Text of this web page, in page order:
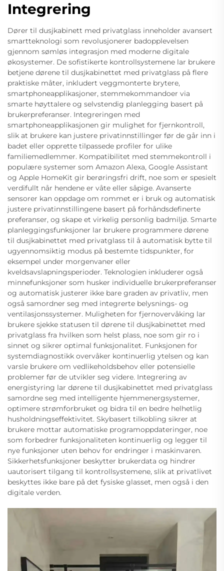
Integrering
Dører til dusjkabinett med privatglass inneholder avansert
smartteknologi som revolusjonerer badopplevelsen
gjennom sømløs integrasjon med moderne digitale
økosystemer. De sofistikerte kontrollsystemene lar brukere
betjene dørene til dusjkabinettet med privatglass på flere
praktiske måter, inkludert veggmonterte brytere,
smartphoneapplikasjoner, stemmekommandoer via
smarte høyttalere og selvstendig planlegging basert på
brukerpreferanser. Integreringen med
smartphoneapplikasjonen gir mulighet for fjernkontroll,
slik at brukere kan justere privatinnstillinger før de går inn i
badet eller opprette tilpassede profiler for ulike
familiemedlemmer. Kompatibilitet med stemmekontroll i
populære systemer som Amazon Alexa, Google Assistant
og Apple HomeKit gir berøringsfri drift, noe som er spesielt
verdifullt når hendene er våte eller såpige. Avanserte
sensorer kan oppdage om rommet er i bruk og automatisk
justere privatinnstillingene basert på forhåndsdefinerte
preferanser, og skape et virkelig personlig badmiljø. Smarte
planleggingsfunksjoner lar brukere programmere dørene
til dusjkabinettet med privatglass til å automatisk bytte til
ugyennomsiktig modus på bestemte tidspunkter, for
eksempel under morgenvaner eller
kveldsavslapningsperioder. Teknologien inkluderer også
minnefunksjoner som husker individuelle brukerpreferanser
og automatisk justerer ikke bare graden av privatliv, men
også samordner seg med integrerte belysnings- og
ventilasjonssystemer. Muligheten for fjernovervåking lar
brukere sjekke statusen til dørene til dusjkabinettet med
privatglass fra hvilken som helst plass, noe som gir ro i
sinnet og sikrer optimal funksjonalitet. Funksjonen for
systemdiagnostikk overvåker kontinuerlig ytelsen og kan
varsle brukere om vedlikeholdsbehov eller potensielle
problemer før de utvikler seg videre. Integrering av
energistyring lar dørene til dusjkabinettet med privatglass
samordne seg med intelligente hjemmenergsystemer,
optimere strømforbruket og bidra til en bedre helhetlig
husholdningseffektivitet. Skybasert tilkobling sikrer at
brukere mottar automatiske programoppdateringer, noe
som forbedrer funksjonaliteten kontinuerlig og legger til
nye funksjoner uten behov for endringer i maskinvaren.
Sikkerhetsfunksjoner beskytter brukerdata og hindrer
uautorisert tilgang til kontrollsystemene, slik at privatlivet
beskyttes ikke bare på det fysiske glasset, men også i den
digitale verden.